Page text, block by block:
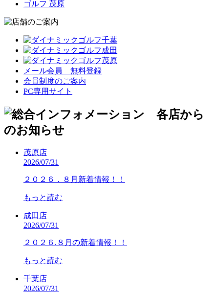
メール会員 無料登録
会員制度のご案内
PC専用サイト
茂原店
2026/07/31
２０２６．８月新着情報！！
もっと読む
成田店
2026/07/31
２０２６.８月の新着情報！！
もっと読む
千葉店
2026/07/31